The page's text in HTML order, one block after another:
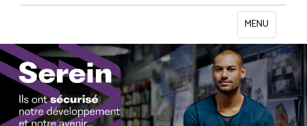
Toggle
navigation
MENU